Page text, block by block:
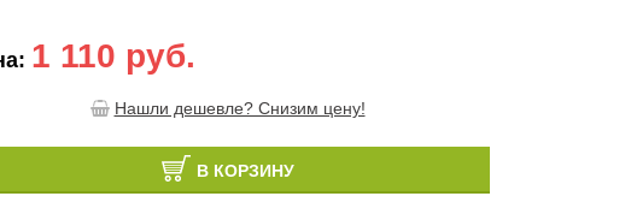
1 110 руб.
Нашли дешевле? Снизим цену!
В КОРЗИНУ